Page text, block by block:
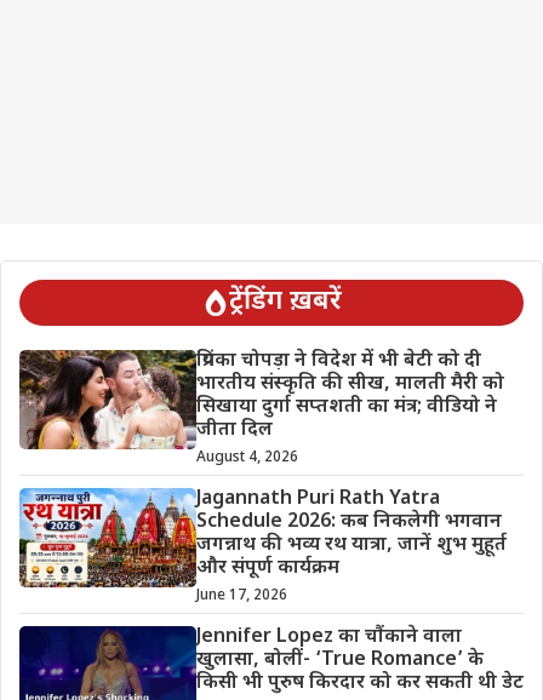
ट्रेंडिंग ख़बरें
प्रियंका चोपड़ा ने विदेश में भी बेटी को दी
भारतीय संस्कृति की सीख, मालती मैरी को
सिखाया दुर्गा सप्तशती का मंत्र; वीडियो ने
जीता दिल
August 4, 2026
Jagannath Puri Rath Yatra
Schedule 2026: कब निकलेगी भगवान
जगन्नाथ की भव्य रथ यात्रा, जानें शुभ मुहूर्त
और संपूर्ण कार्यक्रम
June 17, 2026
Jennifer Lopez का चौंकाने वाला
खुलासा, बोलीं- ‘True Romance’ के
किसी भी पुरुष किरदार को कर सकती थी डेट